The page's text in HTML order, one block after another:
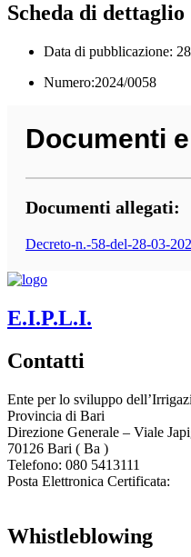
Scheda di dettaglio
Data di pubblicazione:
Numero:2024/0058
Documenti
Documenti allegati:
Decreto-n.-58-del-28-03-
E.I.P.L.I.
Contatti
Ente per lo sviluppo
Provincia di Bari
Direzione Generale – Viale
70126 Bari ( Ba )
Telefono: 080 5413111
Posta Elettronica Certificata:
Whistleblowing